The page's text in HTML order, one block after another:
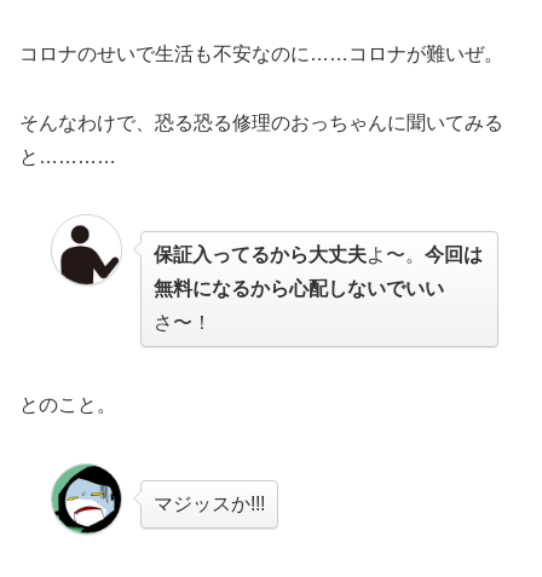
コロナのせいで生活も不安なのに……コロナが難いぜ。
そんなわけで、恐る恐る修理のおっちゃんに聞いてみる
と…………
保証入ってるから大丈夫よ〜。 今回は
無料になるから心配しないでいい
さ〜！
とのこと。
マジッスか!!!